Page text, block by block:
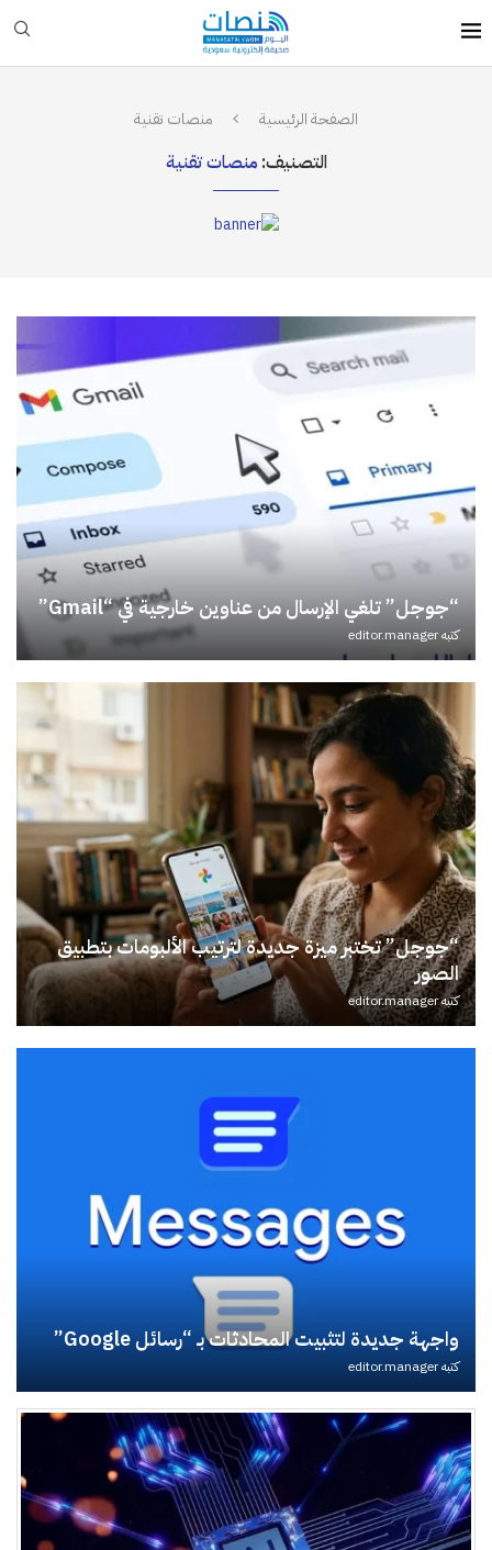
الصفحة الرئيسية منصات تقنية
التصنيف: منصات تقنية
“جوجل” تلغي الإرسال من عناوين خارجية في “Gmail”
كتبهeditor.manager
“جوجل” تختبر ميزة جديدة لترتيب الألبومات بتطبيق
الصور
كتبهeditor.manager
واجهة جديدة لتثبيت المحادثات بـ “رسائل Google”
كتبهeditor.manager